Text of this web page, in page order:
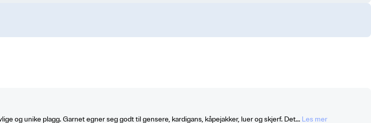
og unike plagg. Garnet egner seg godt til gensere, kardigans, kåpejakker, luer og skjerf. Det... Les mer